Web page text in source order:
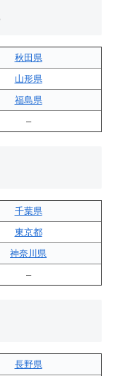
秋田県
山形県
福島県
–
千葉県
東京都
神奈川県
–
長野県